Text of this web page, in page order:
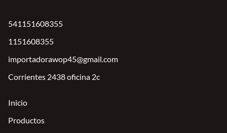
541151608355
1151608355
importadorawop45@gmail.com
Corrientes 2438 oficina 2c
Inicio
Productos